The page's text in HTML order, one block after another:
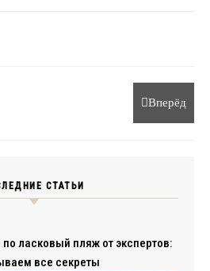
Вперёд
СТАТЬИ
ласковый пляж от экспертов:
все секреты